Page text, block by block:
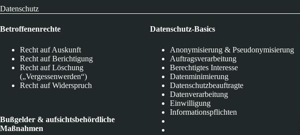
Datenschutz
Betroffenenrechte
Recht auf Auskunft
Recht auf Berichtigung
Recht auf Löschung
(„Vergessenwerden“)
Recht auf Widerspruch
Bußgelder & aufsichtsbehördliche
Maßnahmen
Datenschutz-Basics
Anonymisierung & Pseudonymisierung
Auftragsverarbeitung
Berechtigtes Interesse
Datenminimierung
Datenschutzbeauftragte
Datenverarbeitung
Einwilligung
Informationspflichten